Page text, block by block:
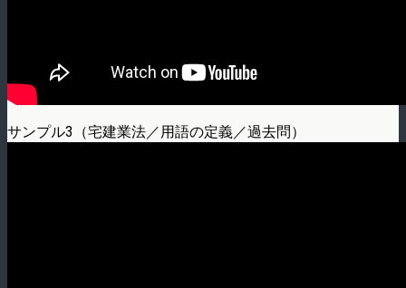
サンプル3（宅建業法／用語の定義／過去問）